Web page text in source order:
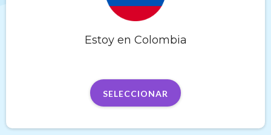
Estoy en Colombia
SELECCIONAR